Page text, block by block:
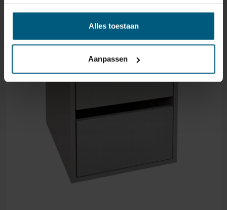
Alles toestaan
Aanpassen